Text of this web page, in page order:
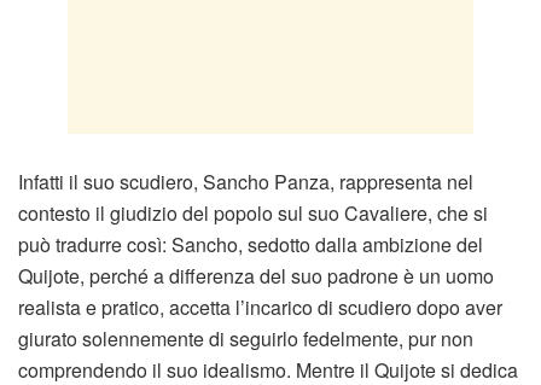
Infatti il suo scudiero, Sancho Panza, rappresenta nel
contesto il giudizio del popolo sul suo Cavaliere, che si
può tradurre così: Sancho, sedotto dalla ambizione del
Quijote, perché a differenza del suo padrone è un uomo
realista e pratico, accetta l’incarico di scudiero dopo aver
giurato solennemente di seguirlo fedelmente, pur non
comprendendo il suo idealismo. Mentre il Quijote si dedica